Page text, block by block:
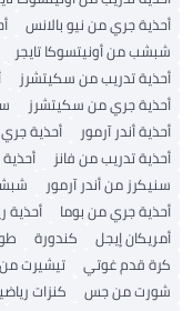
أحذية جري من نيو بالانس
شبشب من أونيتسوكا تايجر
أحذية تدريب من سكيتشرز
أحذية جري من سكيتشرز
أحذية أندر آرمور
أحذية
أحذية تدريب من فانز
سنيكرز من أندر آرمور
أحذية جري من بوما
أحذية
أمريكان إيجل
كندورة
كرة قدم غوتي
تيشيرت
شورت من جس
كنزات